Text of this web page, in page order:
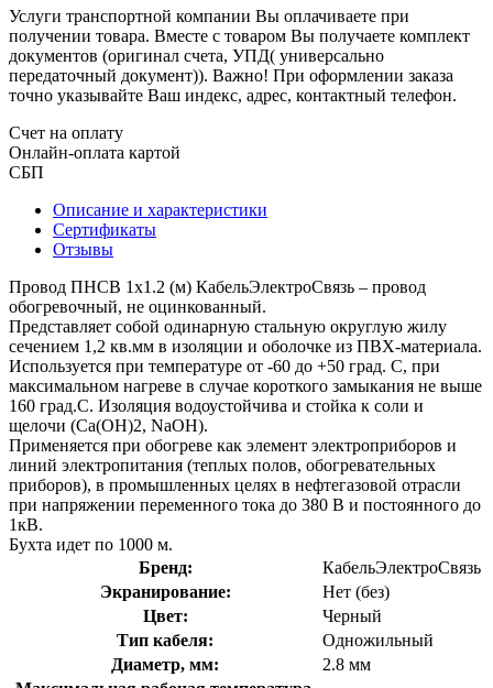
Услуги транспортной компании Вы оплачиваете при
получении товара. Вместе с товаром Вы получаете комплект
документов (оригинал счета, УПД( универсально
передаточный документ)). Важно! При оформлении заказа
точно указывайте Ваш индекс, адрес, контактный телефон.
Счет на оплату
Онлайн-оплата картой
СБП
Описание и характеристики
Сертификаты
Отзывы
Провод ПНСВ 1х1.2 (м) КабельЭлектроСвязь – провод
обогревочный, не оцинкованный.
Представляет собой одинарную стальную округлую жилу
сечением 1,2 кв.мм в изоляции и оболочке из ПВХ-материала.
Используется при температуре от -60 до +50 град. С, при
максимальном нагреве в случае короткого замыкания не выше
160 град.С. Изоляция водоустойчива и стойка к соли и
щелочи (Са(ОН)2, NaOH).
Применяется при обогреве как элемент электроприборов и
линий электропитания (теплых полов, обогревательных
приборов), в промышленных целях в нефтегазовой отрасли
при напряжении переменного тока до 380 В и постоянного до
1кВ.
Бухта идет по 1000 м.
Бренд:
КабельЭлектроСвязь
Экранирование:
Нет (без)
Цвет:
Черный
Тип кабеля:
Одножильный
Диаметр, мм:
2.8 мм